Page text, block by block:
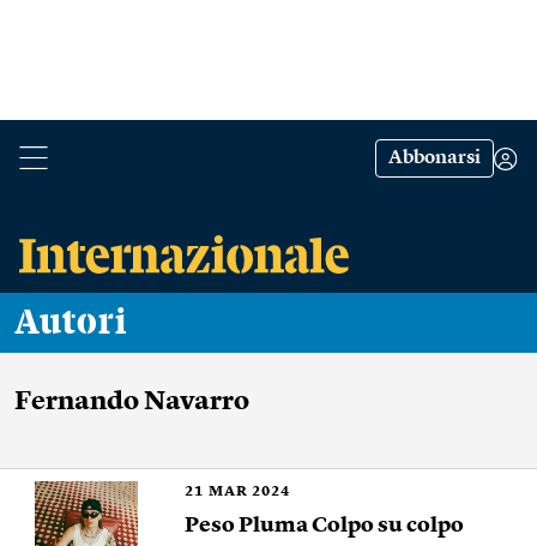
Abbonarsi
Autori
Fernando Navarro
21 MAR 2024
Peso Pluma Colpo su colpo